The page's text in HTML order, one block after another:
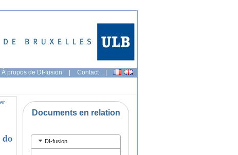
À propos de DI-fusion | Contact |
do
Documents en relation
DI-fusion